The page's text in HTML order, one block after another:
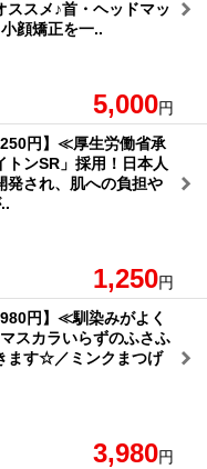
ススメ♪首・ヘッドマッ
顔矯正を一..
5,000円
円】≪厚生労働省承
トンSR」採用！日本人
発され、肌への負担や
1,250円
円】≪馴染みがよく
スカラいらずのふさふ
ます☆／ミンクまつげ
3,980円